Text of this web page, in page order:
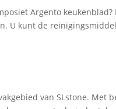
Argento
U kunt de
van SLstone.